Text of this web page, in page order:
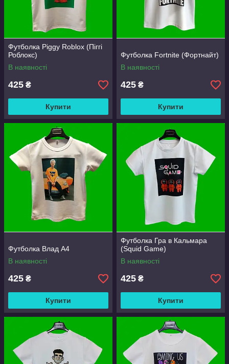
Футболка Piggy Roblox (Піггі
Роблокс)
В наявності
425 ₴
Купити
Футболка Fortnite (Фортнайт)
В наявності
425 ₴
Купити
Футболка Влад А4
В наявності
425 ₴
Купити
Футболка Гра в Кальмара
(Squid Game)
В наявності
425 ₴
Купити